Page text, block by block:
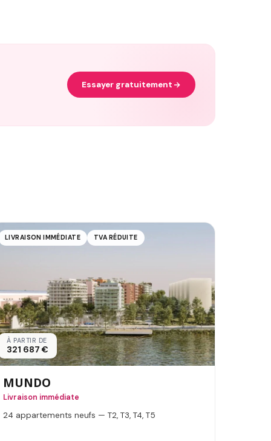
Essayer gratuitement
LIVRAISON IMMÉDIATE TVA RÉDUITE
À PARTIR DE
321 687 €
MUNDO
Livraison immédiate
24 appartements neufs — T2, T3, T4, T5